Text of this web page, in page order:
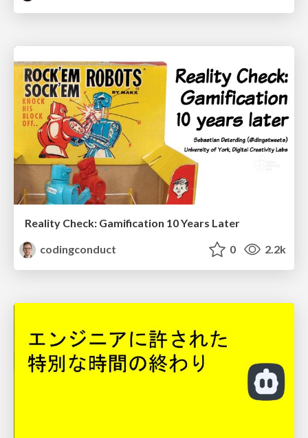
Reality Check: Gamification 10 Years Later
codingconduct
0 2.2k